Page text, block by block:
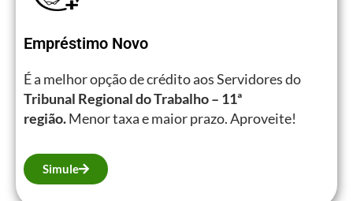
Empréstimo Novo
É a melhor opção de crédito aos Servidores do
Tribunal Regionaldo Trabalho – 11ª
região.Menor taxa e maior prazo. Aproveite!
Simule